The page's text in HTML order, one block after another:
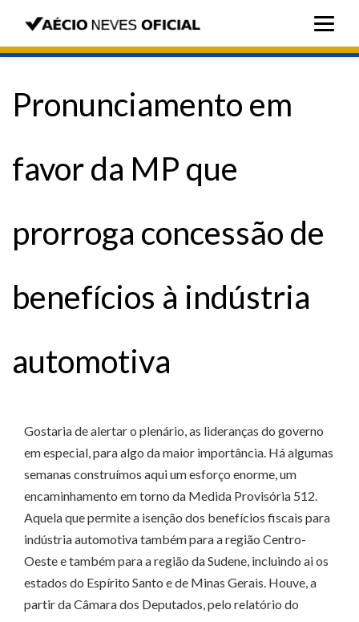
Pronunciamento em
favor da MP que
prorroga concessão de
benefícios à indústria
automotiva
Gostaria de alertar o plenário, as lideranças do governo
em especial, para algo da maior importância. Há algumas
semanas construímos aqui um esforço enorme, um
encaminhamento em torno da Medida Provisória 512.
Aquela que permite a isenção dos benefícios fiscais para
indústria automotiva também para a região Centro-
Oeste e também para a região da Sudene, incluindo ai os
estados do Espírito Santo e de Minas Gerais. Houve, a
partir da Câmara dos Deputados, pelo relatório do